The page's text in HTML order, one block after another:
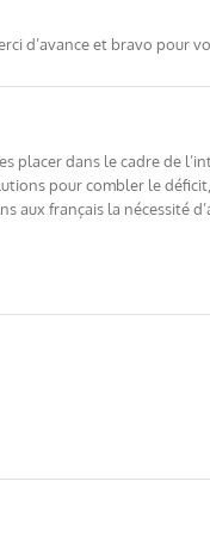
d’avance et bravo pour
placer dans le cadre de
pour combler le
aux français la nécessité